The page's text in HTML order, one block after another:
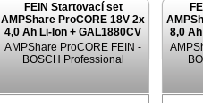
FEIN Startovací set
AMPShare ProCORE 18V 2x
4,0 Ah Li-Ion + GAL1880CV
AMPShare ProCORE FEIN -
BOSCH Professional
8,0